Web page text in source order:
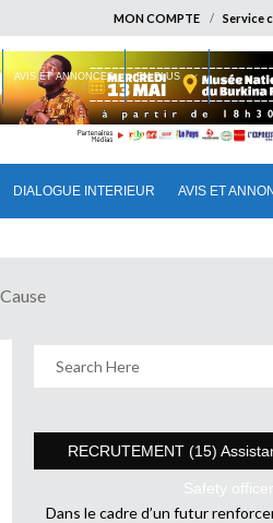
MON COMPTE Service
DIALOGUE INTERIEUR AVIS ET
AVIS ET ANNONCES EN PLUS
RECRUTEMENT (15)
Safety officer
Dans le cadre d’un futur